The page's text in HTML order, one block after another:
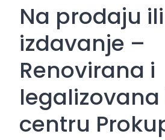
Na prodaju ili
izdavanje –
Renovirana i
centru